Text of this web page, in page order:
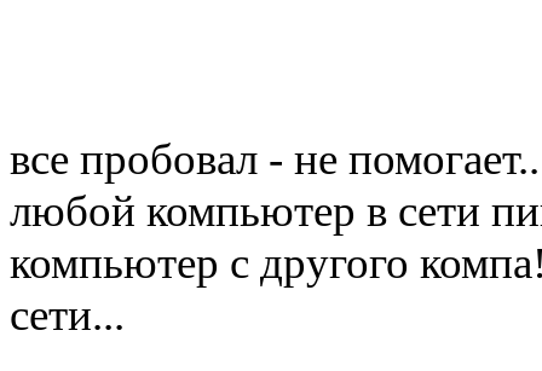
все пробовал - не
любой компьютер в сети
компьютер с другого
сети...